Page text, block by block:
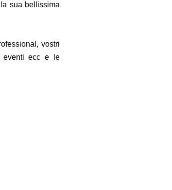
sua bellissima
vostri
eventi ecc e le